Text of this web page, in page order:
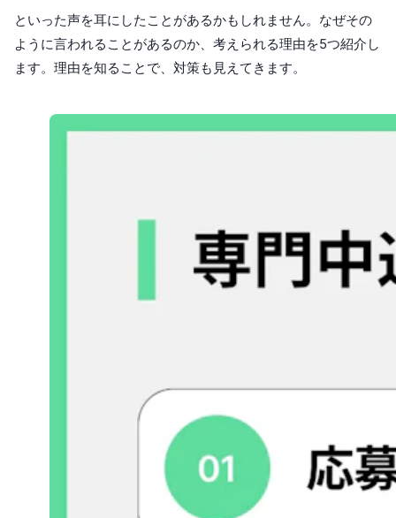
といった声を耳にしたことがあるかもしれません。なぜその
ように言われることがあるのか、考えられる理由を5つ紹介し
ます。理由を知ることで、対策も見えてきます。